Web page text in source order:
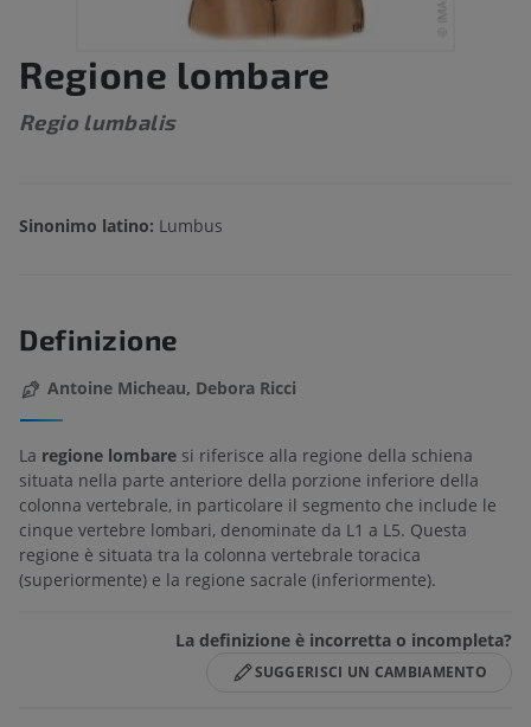
Regione lombare
Regio lumbalis
Sinonimo latino: Lumbus
Definizione
Antoine Micheau, Debora Ricci
La regione lombare si riferisce alla regione della schiena
situata nella parte anteriore della porzione inferiore della
colonna vertebrale, in particolare il segmento che include le
cinque vertebre lombari, denominate da L1 a L5. Questa
regione è situata tra la colonna vertebrale toracica
(superiormente) e la regione sacrale (inferiormente).
La definizione è incorretta o incompleta?
SUGGERISCI UN CAMBIAMENTO